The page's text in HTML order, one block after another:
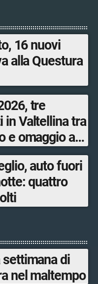
16 nuovi
alla Questura
tre
in Valtellina tra
e omaggio a
auto fuori
quattro
settimana di
nel maltempo